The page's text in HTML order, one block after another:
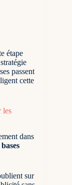
étape
passent
cette
les
dans
sur